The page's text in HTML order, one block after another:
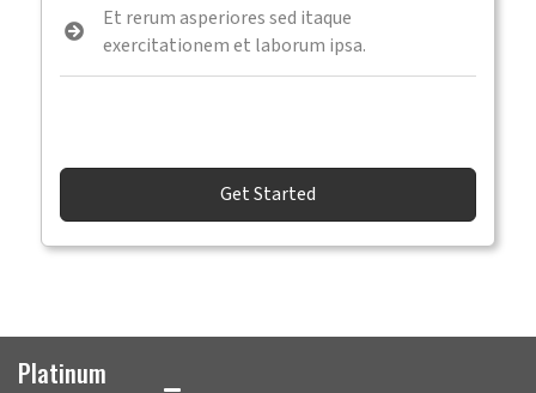
Et rerum asperiores sed itaque
exercitationem et laborum ipsa.
Get Started
Platinum